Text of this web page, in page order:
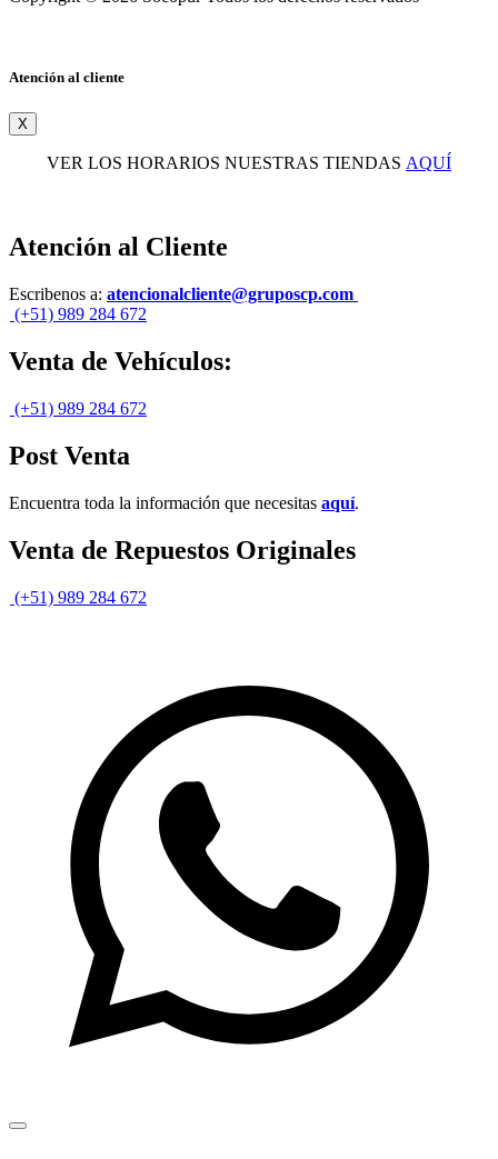
Atención al cliente
X
VER LOS HORARIOS NUESTRAS TIENDAS AQUÍ
Atención al Cliente
Escribenos a: atencionalcliente@gruposcp.com
(+51) 989 284 672
Venta de Vehículos:
(+51) 989 284 672
Post Venta
Encuentra toda la información que necesitas aquí.
Venta de Repuestos Originales
(+51) 989 284 672